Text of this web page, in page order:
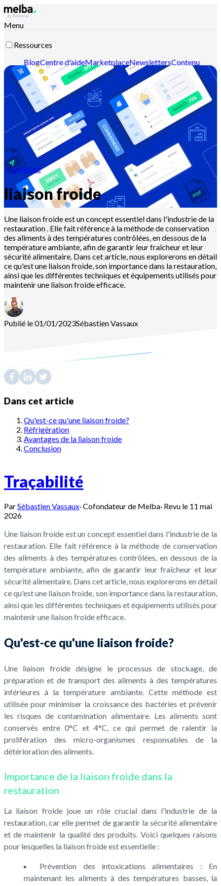
Menu
Ressources
BlogCentre d'aideMarketplaceNewslettersContenu
intelligentDocumentation APIDocumentation MCP
Contactez-nousDécouvrir melba
Traçabilité
liaison froide
Une liaison froide est un concept essentiel dans l'industrie de la
restauration . Elle fait référence à la méthode de conservation
des aliments à des températures contrôlées, en dessous de la
température ambiante, afin de garantir leur fraîcheur et leur
sécurité alimentaire. Dans cet article, nous explorerons en détail
ce qu'est une liaison froide, son importance dans la restauration,
ainsi que les différentes techniques et équipements utilisés pour
maintenir une liaison froide efficace.
Publié le 01/01/2023SébastienVassaux
Dans cet article
Qu'est-ce qu'une liaison froide?
Réfrigération
Avantages de la liaison froide
Conclusion
Traçabilité
ParSébastien Vassaux·Cofondateur de Melba· Revu le 11 mai
2026
Une liaison froide est un concept essentiel dans l'industrie de la
restauration. Elle fait référence à la méthode de conservation
des aliments à des températures contrôlées, en dessous de la
température ambiante, afin de garantir leur fraîcheur et leur
sécurité alimentaire. Dans cet article, nous explorerons en détail
ce qu'est une liaison froide, son importance dans la restauration,
ainsi que les différentes techniques et équipements utilisés pour
maintenir une liaison froide efficace.
Qu'est-ce qu'une liaison froide?
Une liaison froide désigne le processus de stockage, de
préparation et de transport des aliments à des températures
inférieures à la température ambiante. Cette méthode est
utilisée pour minimiser la croissance des bactéries et prévenir
les risques de contamination alimentaire. Les aliments sont
conservés entre 0°C et 4°C, ce qui permet de ralentir la
prolifération des micro-organismes responsables de la
détérioration des aliments.
Importance de la liaison froide dans la
restauration
La liaison froide joue un rôle crucial dans l'industrie de la
restauration, car elle permet de garantir la sécurité alimentaire
et de maintenir la qualité des produits. Voici quelques raisons
pour lesquelles la liaison froide est essentielle :
Prévention des intoxications alimentaires : En
maintenant les aliments à des températures basses, la